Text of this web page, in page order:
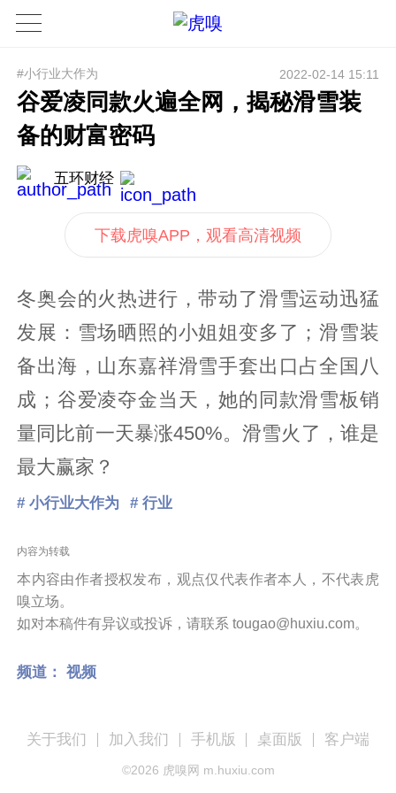
#小行业大作为 2022-02-14 15:11
谷爱凌同款火遍全网，揭秘滑雪装
备的财富密码
五环财经
下载虎嗅APP，观看高清视频
冬奥会的火热进行，带动了滑雪运动迅猛
发展：雪场晒照的小姐姐变多了；滑雪装
备出海，山东嘉祥滑雪手套出口占全国八
成；谷爱凌夺金当天，她的同款滑雪板销
量同比前一天暴涨450%。滑雪火了，谁是
最大赢家？
# 小行业大作为 # 行业
内容为转载
本内容由作者授权发布，观点仅代表作者本人，不代表虎
嗅立场。
如对本稿件有异议或投诉，请联系 tougao@huxiu.com。
频道： 视频
关于我们 加入我们 手机版 桌面版 客户端
©2026 虎嗅网 m.huxiu.com